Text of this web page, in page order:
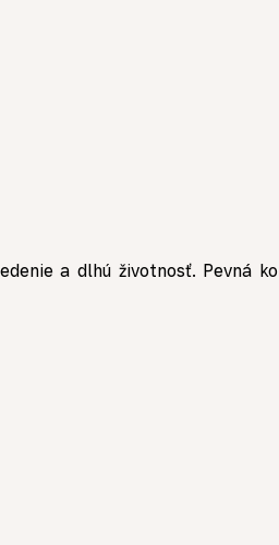
a dlhú životnosť. Pevná